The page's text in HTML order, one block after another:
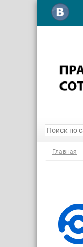
Главная